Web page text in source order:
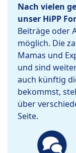
Nach vielen
unser HiPP
Beiträge oder
möglich. Die
Mamas und
und sind
auch künftig
bekommst,
über
Seite.